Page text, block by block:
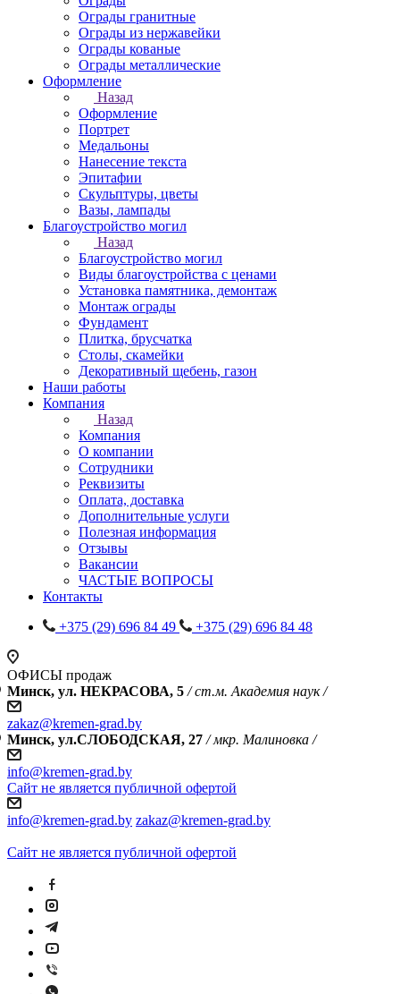
Ограды гранитные
Ограды из нержавейки
Ограды кованые
Ограды металлические
Оформление
Назад
Оформление
Портрет
Медальоны
Нанесение текста
Эпитафии
Скульптуры, цветы
Вазы, лампады
Благоустройство могил
Назад
Благоустройство могил
Виды благоустройства с ценами
Установка памятника, демонтаж
Монтаж ограды
Фундамент
Плитка, брусчатка
Столы, скамейки
Декоративный щебень, газон
Наши работы
Компания
Назад
Компания
О компании
Сотрудники
Реквизиты
Оплата, доставка
Дополнительные услуги
Полезная информация
Отзывы
Вакансии
ЧАСТЫЕ ВОПРОСЫ
Контакты
+375 (29) 696 84 49
+375 (29) 696 84 48
ОФИСЫ продаж
Минск, ул. НЕКРАСОВА, 5 / ст.м. Академия наук /
zakaz@kremen-grad.by
Минск, ул.СЛОБОДСКАЯ, 27 / мкр. Малиновка /
info@kremen-grad.by
Сайт не является публичной офертой
info@kremen-grad.by zakaz@kremen-grad.by
Сайт не является публичной офертой